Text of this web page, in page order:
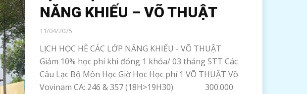
NĂNG KHIẾU – VÕ THUẬT
11/04/2025
LỊCH HỌC HÈ CÁC LỚP NĂNG KHIẾU - VÕ THUẬT
Giảm 10% học phí khi đóng 1 khóa/ 03 tháng STT Các
Câu Lạc Bộ Môn Học Giờ Học Học phí 1 VÕ THUẬT Võ
Vovinam CA: 246 & 357 (18H>19H30) 300.000